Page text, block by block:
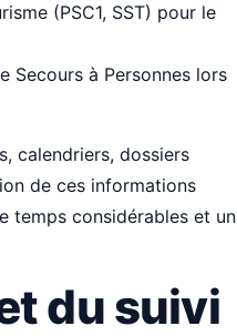
(PSC1, SST) pour le
Secours à Personnes lors
calendriers, dossiers
de ces informations
temps considérables et un
du suivi